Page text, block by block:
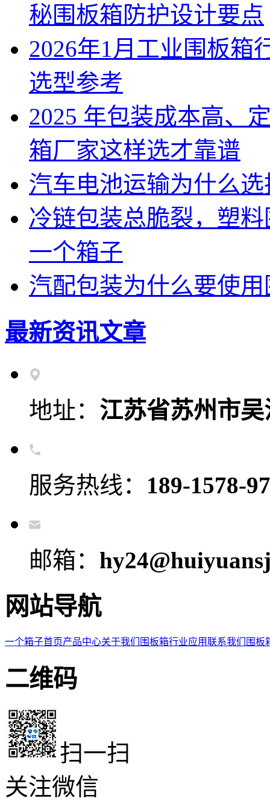
秘围板箱防护设计要点
2026年1月工业围板箱
选型参考
2025 年包装成本高、
箱厂家这样选才靠谱
汽车电池运输为什么
冷链包装总脆裂，塑
一个箱子
汽配包装为什么要使
最新资讯文章
地址： 江苏省苏州市
服务热线： 189-1578-
邮箱：
网站导航
一个箱子首页产品中心关于我们 围板箱行业应用联系我们 围板
二维码
扫一扫
关注微信